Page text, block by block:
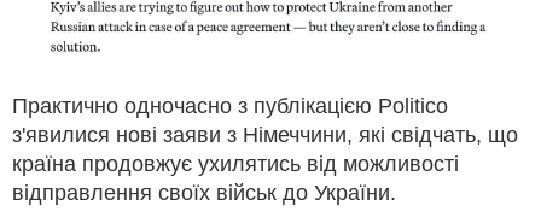
Практично одночасно з публікацією Politico
з'явилися нові заяви з Німеччини, які свідчать, що
країна продовжує ухилятись від можливості
відправлення своїх військ до України.